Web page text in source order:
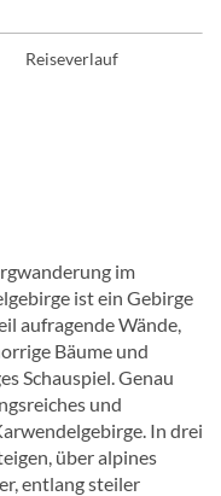
Reiseverlauf
im
ist ein Gebirge
aufragende Wände,
Bäume und
Schauspiel. Genau
und
In drei
über alpines
entlang steiler